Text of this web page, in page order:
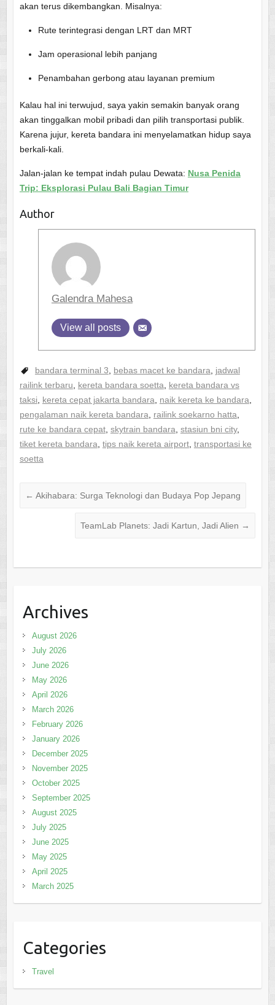
akan terus dikembangkan. Misalnya:
Rute terintegrasi dengan LRT dan MRT
Jam operasional lebih panjang
Penambahan gerbong atau layanan premium
Kalau hal ini terwujud, saya yakin semakin banyak orang
akan tinggalkan mobil pribadi dan pilih transportasi publik.
Karena jujur, kereta bandara ini menyelamatkan hidup saya
berkali-kali.
Jalan-jalan ke tempat indah pulau Dewata: Nusa Penida
Trip: Eksplorasi Pulau Bali Bagian Timur
Author
Galendra Mahesa
View all posts
bandara terminal 3 bebas macet ke bandara
jadwal
railink terbaru
kereta bandara soetta
kereta bandara vs
taksi
kereta cepat jakarta bandara naik kereta ke bandara
pengalaman naik kereta bandara
railink soekarno hatta
rute ke bandara cepat, skytrain bandara stasiun bni city,
tiket kereta bandara tips naik kereta airport, transportasi ke
soetta
← Akihabara: Surga Teknologi dan Budaya Pop Jepang
TeamLab Planets: Jadi Kartun, Jadi Alien →
Archives
August 2026
July 2026
June 2026
May 2026
April 2026
March 2026
February 2026
January 2026
December 2025
November 2025
October 2025
September 2025
August 2025
July 2025
June 2025
May 2025
April 2025
March 2025
Categories
Travel